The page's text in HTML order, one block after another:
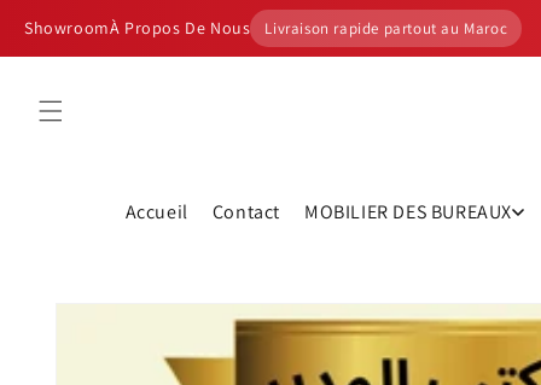
passer
ShowroomÀ Propos De Nous Livraison rapide partout au Maroc
Accueil Contact MOBILIER DES BUREAUX
Passer aux